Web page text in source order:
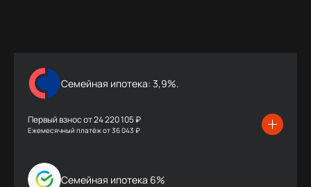
Семейная ипотека: 3,9%.
Первый взнос от24 220 105 ₽
Ежемесячный платёжот36 043 ₽
Семейная ипотека 6%